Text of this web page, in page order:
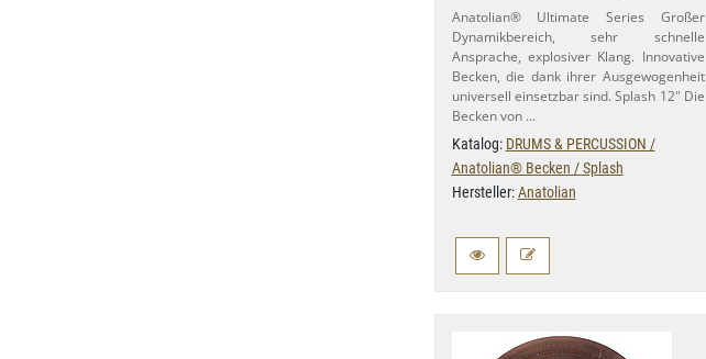
Anatolian® Ultimate Series Großer
Dynamikbereich, sehr schnelle
Ansprache, explosiver Klang. Innovative
Becken, die dank ihrer Ausgewogenheit
universell einsetzbar sind. Splash 12" Die
Becken von …
Katalog: DRUMS & PERCUSSION /
Anatolian® Becken / Splash
Hersteller:Anatolian